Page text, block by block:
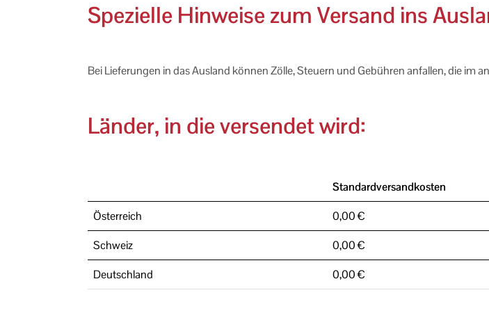
Spezielle Hinweise zum Versand ins
Bei Lieferungen in das Ausland können Zölle, Steuern und Gebühren anfallen, die im
Länder, in die versendet wird:
Standardversandkosten
Österreich
0,00 €
Schweiz
0,00 €
Deutschland
0,00 €